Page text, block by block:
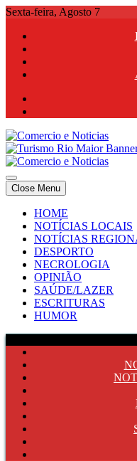
Skip
content
Sexta-feira, Agosto 7
Comercio e Noticias
Notícias e Publicidade Online
Comercio e Noticias
Notícias e Publicidade Online
Close Menu
HOME
NOTÍCIAS LOCAIS
NOTÍCIAS
DESPORTO
NECROLOGIA
OPINIÃO
SAÚDE/LAZER
ESCRITURAS
HUMOR